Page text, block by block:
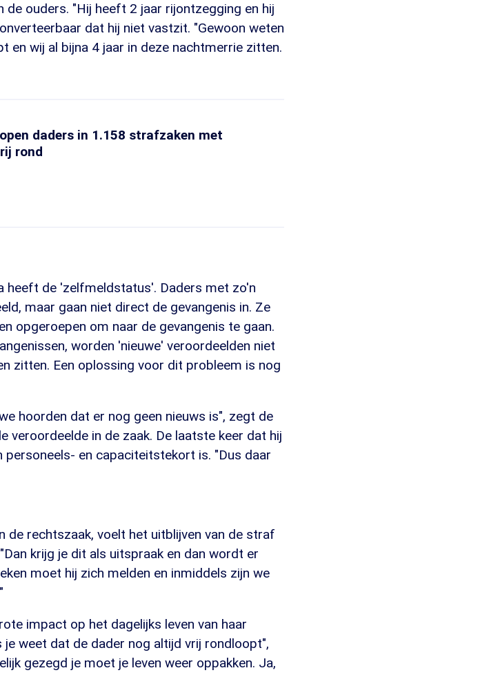
de ouders. "Hij heeft 2 jaar rijontzegging en hij
dat hij niet vastzit. "Gewoon weten
en wij al bijna 4 jaar in deze nachtmerrie zitten.
daders in 1.158 strafzaken met
rond
heeft de 'zelfmeldstatus'. Daders met zo'n
maar gaan niet direct de gevangenis in. Ze
opgeroepen om naar de gevangenis te gaan.
worden 'nieuwe' veroordeelden niet
zitten. Een oplossing voor dit probleem is nog
hoorden dat er nog geen nieuws is", zegt de
veroordeelde in de zaak. De laatste keer dat hij
en capaciteitstekort is. "Dus daar
de rechtszaak, voelt het uitblijven van de straf
krijg je dit als uitspraak en dan wordt er
moet hij zich melden en inmiddels zijn we
impact op het dagelijks leven van haar
weet dat de dader nog altijd vrij rondloopt",
gezegd je moet je leven weer oppakken. Ja,